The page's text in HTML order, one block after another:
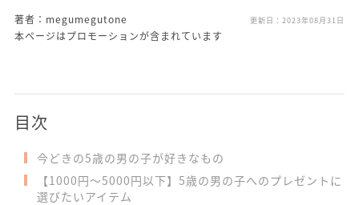
著者：megumegutone 更新日： 2023年08月31日
本ページはプロモーションが含まれています
目次
今どきの5歳の男の子が好きなもの
【1000円〜5000円以下】5歳の男の子へのプレゼントに
選びたいアイテム